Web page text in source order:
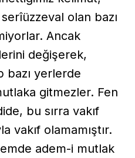
olan bazı
Ancak
değişerek,
bazı yerlerde
gitmezler. Fen
bu sırra vakıf
vakıf olamamıştır.
adem-i mutlak